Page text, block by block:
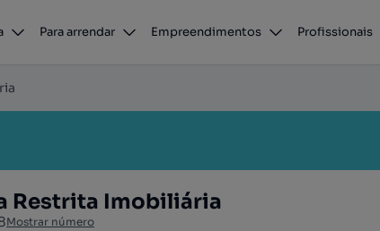
Para arrendar Empreendimentos Profissionais
Restrita Imobiliária
Mostrar número